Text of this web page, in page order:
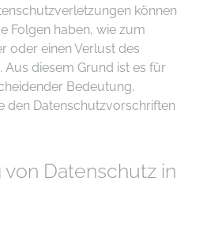
können
Folgen haben, wie zum
oder einen Verlust des
Aus diesem Grund ist es für
Bedeutung,
den Datenschutzvorschriften
Datenschutz in